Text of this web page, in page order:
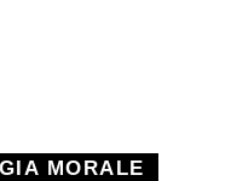
MORALE